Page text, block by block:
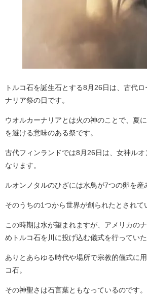
トルコ石を誕生石とする8月26日は、古代
ナリア祭の日です。
ウオルカーナリアとは火の神のことで、夏
を避ける意味のある祭です。
古代フィンランドでは8月26日は、女神ルオ
なります。
ルオンノタルのひざには水鳥が7つの卵を産
そのうちの1つから世界が創られたとされて
この時期は水が望まれますが、アメリカの
めトルコ石を川に投げ込む儀式を行っていた
ありとあらゆる時代や場所で宗教的儀式に
コ石。
その神聖さは石言葉ともなっているのです。